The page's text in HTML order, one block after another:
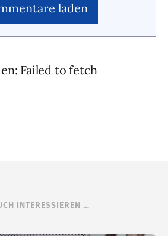
laden
Failed to fetch
INTERESSIEREN …